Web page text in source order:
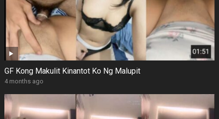
GF Kong Makulit Kinantot Ko Ng Malupit
4 months ago